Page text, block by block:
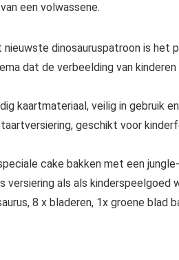
een volwassene.
dinosauruspatroon is het
dat de verbeelding van kinderen
kaartmateriaal, veilig in gebruik
geschikt voor
cake bakken met een
versiering als als kinderspeelgoed
8 x bladeren, 1x groene blad